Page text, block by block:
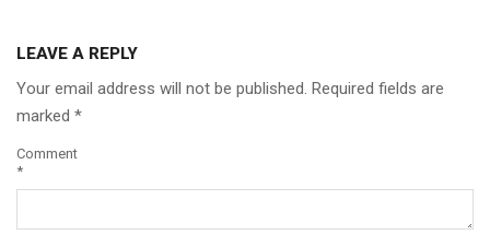
LEAVE A REPLY
Your email address will not be published. Required fields are
marked *
Comment
*